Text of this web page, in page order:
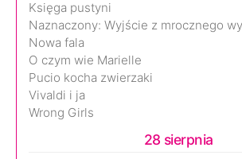
Księga pustyni
Naznaczony: Wyjście z mrocznego
Nowa fala
O czym wie Marielle
Pucio kocha zwierzaki
Vivaldi i ja
Wrong Girls
28 sierpnia